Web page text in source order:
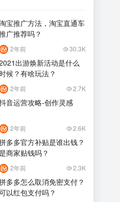
宝推广方法，淘宝直通车
广推荐吗？
2年前 30.3K
出游焕新活动是什么
时候？有啥玩法？
2年前 2.7K
音运营攻略-创作灵感
2年前 2.6K
多多官方补贴是谁出钱？
商家贴钱吗？
2年前 2.3K
多多怎么取消免密支付？
以红包支付吗？